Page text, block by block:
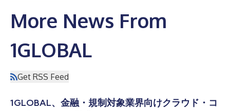
More News From
1GLOBAL
Get RSS Feed
1GLOBAL、金融・規制対象業界向けクラウド・コ